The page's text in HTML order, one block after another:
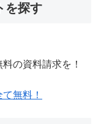
を探す
の資料請求を！
無料！